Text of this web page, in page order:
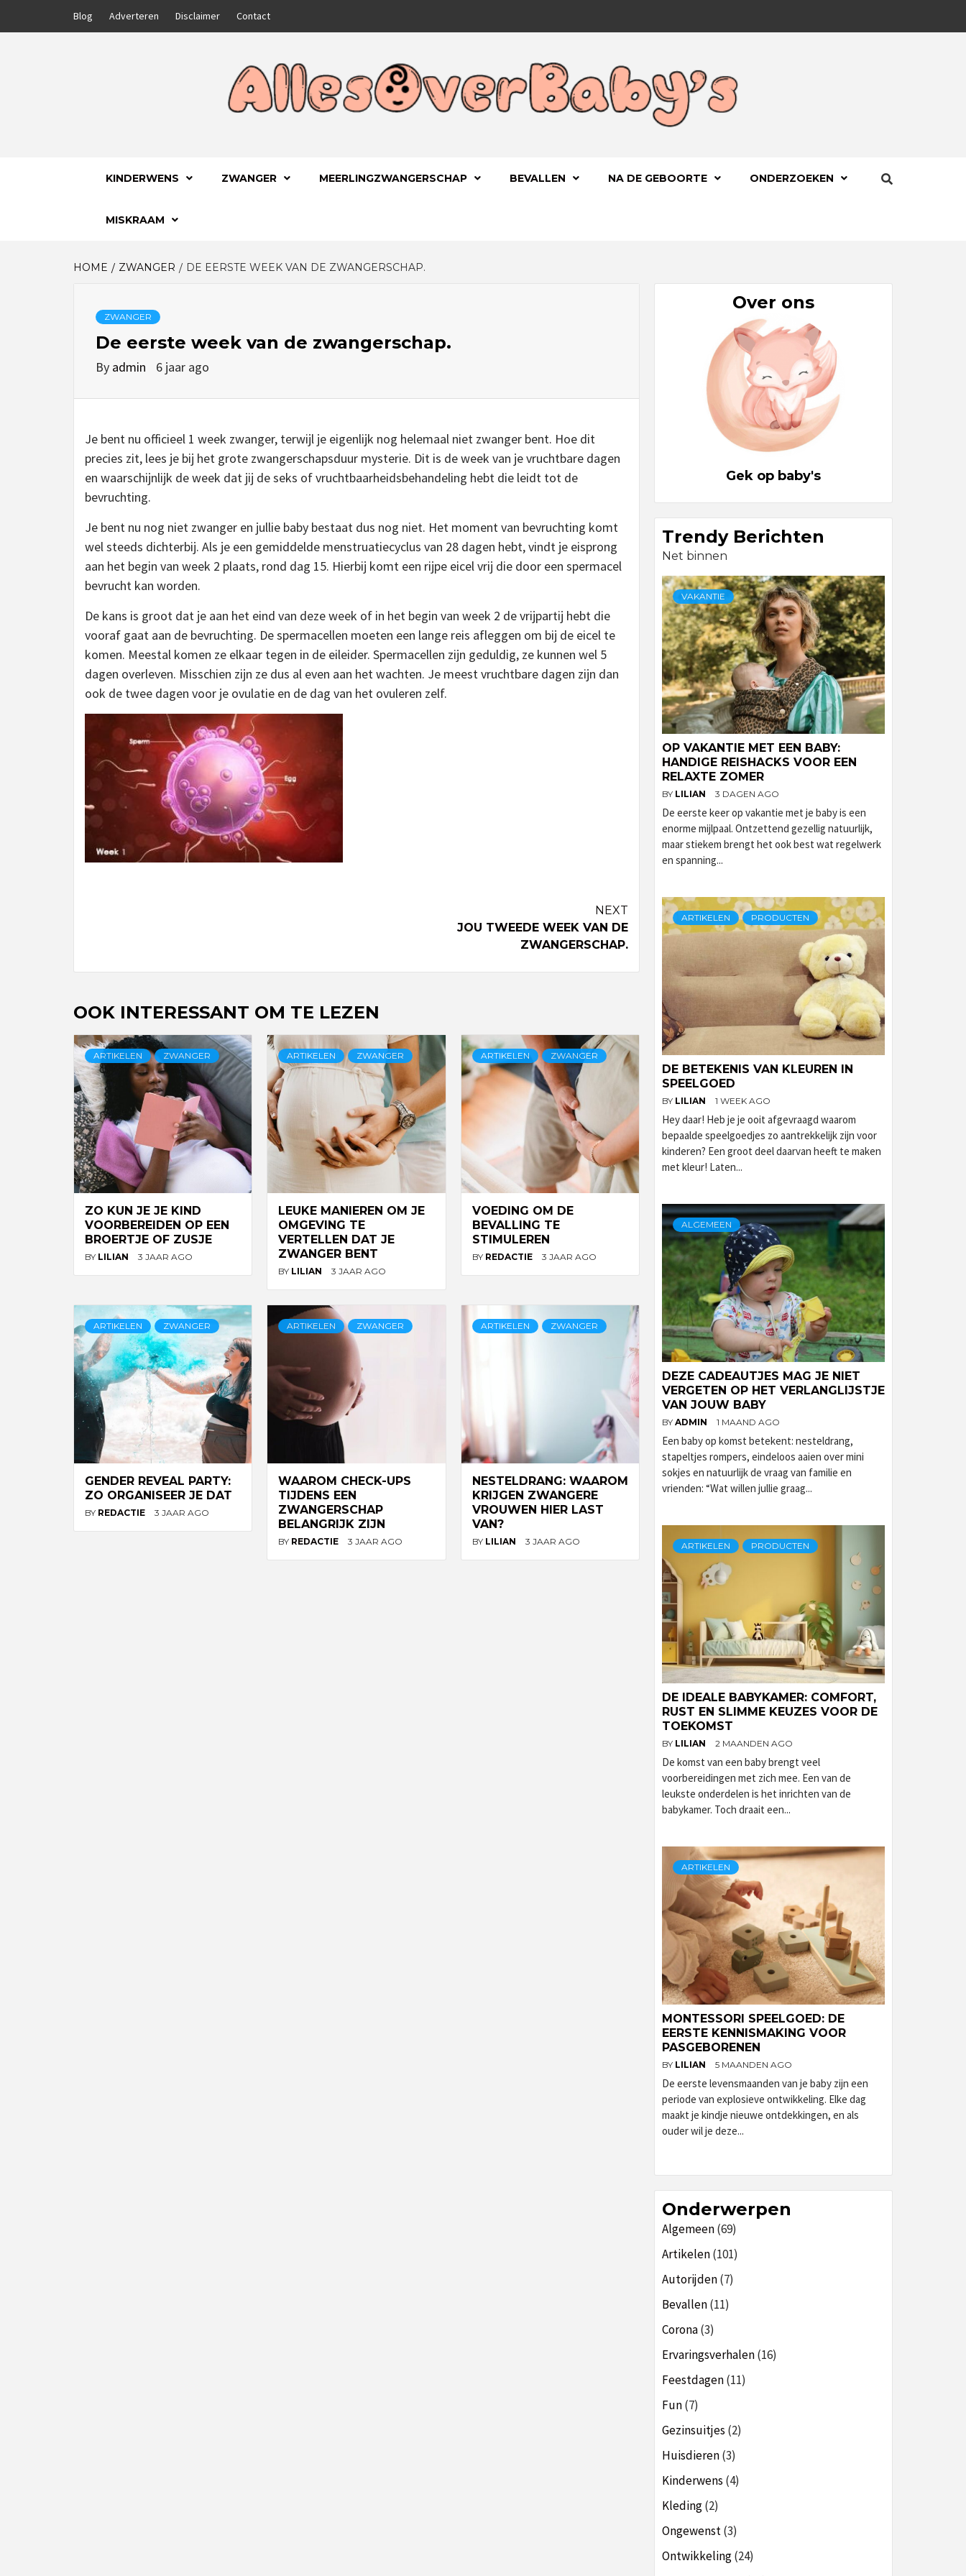
Blog Adverteren Disclaimer Contact
ALLESOVERBABYS.NL
KINDERWENS ZWANGER MEERLINGZWANGERSCHAP BEVALLEN NA DE GEBOORTE ONDERZOEKEN
MISKRAAM
HOME ZWANGER DE EERSTE WEEK VAN DE ZWANGERSCHAP.
ZWANGER
De eerste week van de zwangerschap.
By admin 6 jaar ago
Je bent nu officieel 1 week zwanger, terwijl je eigenlijk nog helemaal niet zwanger bent. Hoe dit
precies zit, lees je bij het grote zwangerschapsduur mysterie. Dit is de week van je vruchtbare dagen
en waarschijnlijk de week dat jij de seks of vruchtbaarheidsbehandeling hebt die leidt tot de
bevruchting.
Je bent nu nog niet zwanger en jullie baby bestaat dus nog niet. Het moment van bevruchting komt
wel steeds dichterbij. Als je een gemiddelde menstruatiecyclus van 28 dagen hebt, vindt je eisprong
aan het begin van week 2 plaats, rond dag 15. Hierbij komt een rijpe eicel vrij die door een spermacel
bevrucht kan worden.
De kans is groot dat je aan het eind van deze week of in het begin van week 2 de vrijpartij hebt die
vooraf gaat aan de bevruchting. De spermacellen moeten een lange reis afleggen om bij de eicel te
komen. Meestal komen ze elkaar tegen in de eileider. Spermacellen zijn geduldig, ze kunnen wel 5
dagen overleven. Misschien zijn ze dus al even aan het wachten. Je meest vruchtbare dagen zijn dan
ook de twee dagen voor je ovulatie en de dag van het ovuleren zelf.
NEXT
JOU TWEEDE WEEK VAN DE
ZWANGERSCHAP.
OOK INTERESSANT OM TE LEZEN
ARTIKELEN ZWANGER
ZO KUN JE JE KIND
VOORBEREIDEN OP EEN
BROERTJE OF ZUSJE
BY LILIAN 3 JAAR AGO
ARTIKELEN ZWANGER
LEUKE MANIEREN OM JE
OMGEVING TE
VERTELLEN DAT JE
ZWANGER BENT
BY LILIAN 3 JAAR AGO
ARTIKELEN ZWANGER
VOEDING OM DE
BEVALLING TE
STIMULEREN
BY REDACTIE 3 JAAR AGO
ARTIKELEN ZWANGER
GENDER REVEAL PARTY:
ZO ORGANISEER JE DAT
BY REDACTIE 3 JAAR AGO
ARTIKELEN ZWANGER
WAAROM CHECK-UPS
TIJDENS EEN
ZWANGERSCHAP
BELANGRIJK ZIJN
BY REDACTIE 3 JAAR AGO
ARTIKELEN ZWANGER
NESTELDRANG: WAAROM
KRIJGEN ZWANGERE
VROUWEN HIER LAST
VAN?
BY LILIAN 3 JAAR AGO
Over ons
Gek op baby's
Trendy Berichten
Net binnen
VAKANTIE
OP VAKANTIE MET EEN BABY:
HANDIGE REISHACKS VOOR EEN
RELAXTE ZOMER
BY LILIAN 3 DAGEN AGO
De eerste keer op vakantie met je baby is een
enorme mijlpaal. Ontzettend gezellig natuurlijk,
maar stiekem brengt het ook best wat regelwerk
en spanning...
ARTIKELEN PRODUCTEN
DE BETEKENIS VAN KLEUREN IN
SPEELGOED
BY LILIAN 1 WEEK AGO
Hey daar! Heb je je ooit afgevraagd waarom
bepaalde speelgoedjes zo aantrekkelijk zijn voor
kinderen? Een groot deel daarvan heeft te maken
met kleur! Laten...
ALGEMEEN
DEZE CADEAUTJES MAG JE NIET
VERGETEN OP HET VERLANGLIJSTJE
VAN JOUW BABY
BY ADMIN 1 MAAND AGO
Een baby op komst betekent: nesteldrang,
stapeltjes rompers, eindeloos aaien over mini
sokjes en natuurlijk de vraag van familie en
vrienden: “Wat willen jullie graag...
ARTIKELEN PRODUCTEN
DE IDEALE BABYKAMER: COMFORT,
RUST EN SLIMME KEUZES VOOR DE
TOEKOMST
BY LILIAN 2 MAANDEN AGO
De komst van een baby brengt veel
voorbereidingen met zich mee. Een van de
leukste onderdelen is het inrichten van de
babykamer. Toch draait een...
ARTIKELEN
MONTESSORI SPEELGOED: DE
EERSTE KENNISMAKING VOOR
PASGEBORENEN
BY LILIAN 5 MAANDEN AGO
De eerste levensmaanden van je baby zijn een
periode van explosieve ontwikkeling. Elke dag
maakt je kindje nieuwe ontdekkingen, en als
ouder wil je deze...
Onderwerpen
Algemeen(69)
Artikelen(101)
Autorijden(7)
Bevallen(11)
Corona(3)
Ervaringsverhalen(16)
Feestdagen(11)
Fun(7)
Gezinsuitjes (2)
Huisdieren(3)
Kinderwens (4)
Kleding(2)
Ongewenst(3)
Ontwikkeling(24)